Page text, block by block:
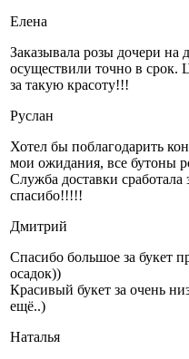
Елена
Заказывала розы дочери на
осуществили точно в
за такую красоту!!!
Руслан
Хотел бы поблагодарить
мои ожидания, все бутоны
Служба доставки
спасибо!!!!!
Дмитрий
Спасибо большое за букет
осадок))
Красивый букет за очень
ещё..)
Наталья